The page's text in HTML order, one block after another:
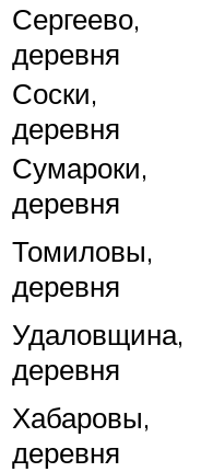
Сергеево,
деревня
Соски,
деревня
Сумароки,
деревня
Томиловы,
деревня
Удаловщина,
деревня
Хабаровы,
деревня